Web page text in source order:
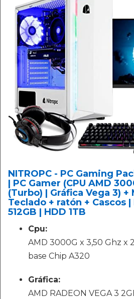
NITROPC - PC Gaming
| PC Gamer (CPU AMD
(Turbo) | Gráfica Vega 3)
Teclado + ratón + Cascos |
512GB | HDD 1TB
Cpu:
AMD 3000G x 3,50 Ghz x
base Chip A320
Gráfica:
AMD RADEON VEGA 3